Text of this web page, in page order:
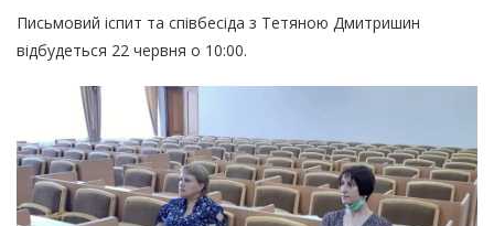
Письмовий іспит та співбесіда з Тетяною Дмитришин
відбудеться 22 червня о 10:00.